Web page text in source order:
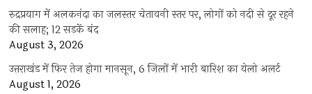
रुद्रप्रयाग में अलकनंदा का जलस्तर चेतावनी स्तर पर, लोगों को नदी से दूर रहने
की सलाह; 12 सड़कें बंद
August 3, 2026
उत्तराखंड में फिर तेज होगा मानसून, 6 जिलों में भारी बारिश का येलो अलर्ट
August 1, 2026